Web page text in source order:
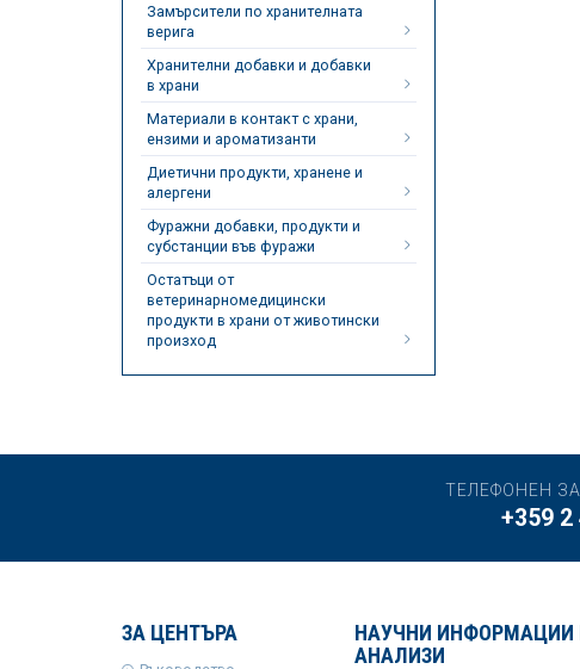
Замърсители по хранителната
верига
Хранителни добавки и добавки
в храни
Материали в контакт с храни,
ензими и ароматизанти
Диетични продукти, хранене и
алергени
Фуражни добавки, продукти и
субстанции във фуражи
Остатъци от
ветеринарномедицински
продукти в храни от животински
произход
ТЕЛЕФОНЕН
+359 2
ЗА ЦЕНТЪРА
НАУЧНИ ИНФОРМАЦИИ
АНАЛИЗИ